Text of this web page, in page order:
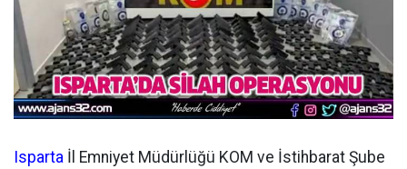
Isparta İl Emniyet Müdürlüğü KOM ve İstihbarat Şube